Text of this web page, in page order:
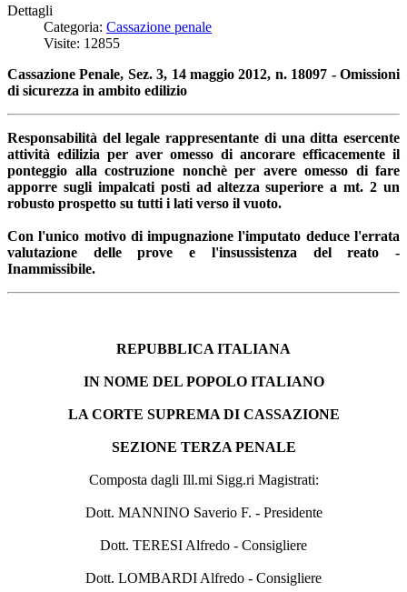
Dettagli
Categoria: Cassazione penale
Visite: 12855
Cassazione Penale, Sez. 3, 14 maggio 2012, n. 18097 - Omissioni
di sicurezza in ambito edilizio
Responsabilità del legale rappresentante di una ditta esercente
attività edilizia per aver omesso di ancorare efficacemente il
ponteggio alla costruzione nonchè per avere omesso di fare
apporre sugli impalcati posti ad altezza superiore a mt. 2 un
robusto prospetto su tutti i lati verso il vuoto.
Con l'unico motivo di impugnazione l'imputato deduce l'errata
valutazione delle prove e l'insussistenza del reato -
Inammissibile.
REPUBBLICA ITALIANA
IN NOME DEL POPOLO ITALIANO
LA CORTE SUPREMA DI CASSAZIONE
SEZIONE TERZA PENALE
Composta dagli Ill.mi Sigg.ri Magistrati:
Dott. MANNINO Saverio F. - Presidente
Dott. TERESI Alfredo - Consigliere
Dott. LOMBARDI Alfredo - Consigliere